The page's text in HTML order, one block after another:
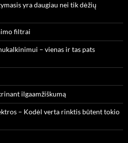
yra daugiau nei tik dėžių
filtrai
– vienas ir tas pats
ilgaamžiškumą
– Kodėl verta rinktis būtent tokio